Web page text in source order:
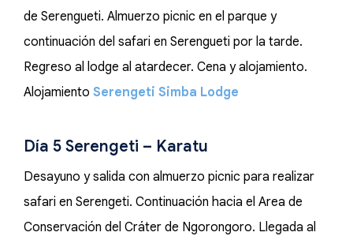
de Serengueti. Almuerzo picnic en el parque y
continuación del safari en Serengueti por la tarde.
Regreso al lodge al atardecer. Cena y alojamiento.
Alojamiento Serengeti Simba Lodge
Día 5 Serengeti – Karatu
Desayuno y salida con almuerzo picnic para realizar
safari en Serengeti. Continuación hacia el Area de
Conservación del Cráter de Ngorongoro. Llegada al